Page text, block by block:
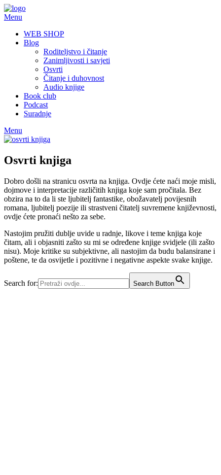
Skip
to
Menu
WEB SHOP
Blog
Roditeljstvo i čitanje
Zanimljivosti i savjeti
Osvrti
Čitanje i duhovnost
Audio knjige
Book club
Podcast
Suradnje
Menu
Osvrti knjiga
Dobro došli na stranicu osvrta na knjiga. Ovdje ćete naći moje misli,
dojmove i interpretacije različitih knjiga koje sam pročitala. Bez
obzira na to da li ste ljubitelj fantastike, obožavatelj povijesnih
romana, ljubitelj poezije ili strastveni čitatelj suvremene književnosti,
ovdje ćete pronaći nešto za sebe.
Nastojim pružiti dublje uvide u radnje, likove i teme knjiga koje
čitam, ali i objasniti zašto su mi se određene knjige svidjele (ili zašto
nisu). Moje kritike su subjektivne, ali nastojim da budu balansirane i
poštene, te da osvijetle i pozitivne i negativne aspekte svake knjige.
Search for: Search Button